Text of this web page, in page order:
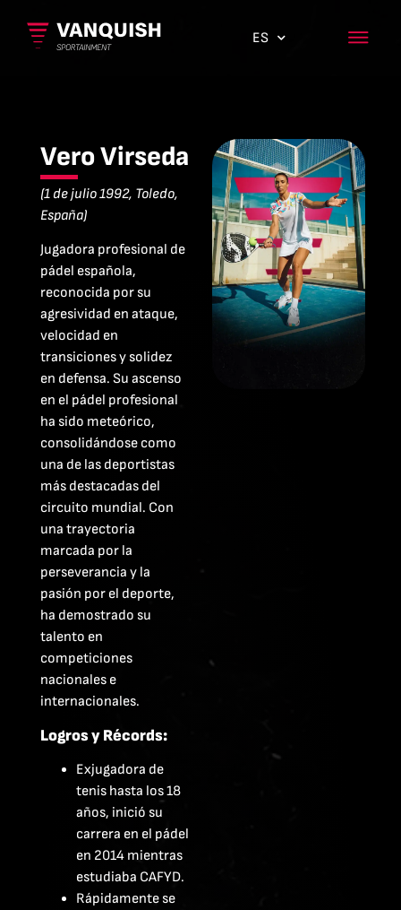
ES
EN
Vero Virseda
(1 de julio 1992, Toledo,
España)
Jugadora profesional de
pádel española,
reconocida por su
agresividad en ataque,
velocidad en
transiciones y solidez
en defensa. Su ascenso
en el pádel profesional
ha sido meteórico,
consolidándose como
una de las deportistas
más destacadas del
circuito mundial. Con
una trayectoria
marcada por la
perseverancia y la
pasión por el deporte,
ha demostrado su
talento en
competiciones
nacionales e
internacionales.
Logros y Récords:
Exjugadora de
tenis hasta los 18
años, inició su
carrera en el pádel
en 2014 mientras
estudiaba CAFYD.
Rápidamente se